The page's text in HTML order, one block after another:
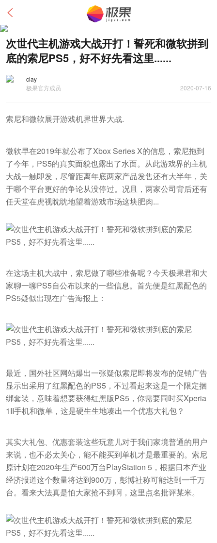
次世代主机游戏大战开打！誓死和微软拼到
底的索尼PS5，好不好先看这里......
clay
极果官方成员
2020-07-16
索尼和微软展开游戏机界世界大战.
微软早在2019年就公布了Xbox Series X的信息，索尼拖到
了今年，PS5的真实面貌也露出了水面。从此游戏界的主机
大战一触即发，尽管距离年底两家产品发售还有大半年，关
于哪个平台更好的争论从没停过。况且，两家公司背后还有
任天堂在虎视眈眈地望着游戏市场这块肥肉...
在这场主机大战中，索尼做了哪些准备呢？今天极果君和大
家聊一聊PS5自公布以来的一些信息。首先便是红黑配色的
PS5疑似出现在广告海报上：
最近，国外社区网站爆出一张疑似索尼即将发布的促销广告
显示出采用了红黑配色的PS5，不过看起来这是一个限定捆
绑套装，意味着想要获得红黑版PS5，你需要同时买Xperia
1II手机和微单，这是硬生生地凑出一个优惠大礼包？
其实大礼包、优惠套装这些玩意儿对于我们家境普通的用户
来说，也不必太关心，能不能买到单机才是最重要的。索尼
原计划在2020年生产600万台PlayStation 5，根据日本产业
经济报道这个数量将达到900万，彭博社称可能达到一千万
台。看来大法真是怕大家抢不到啊，这里点名批评某米。